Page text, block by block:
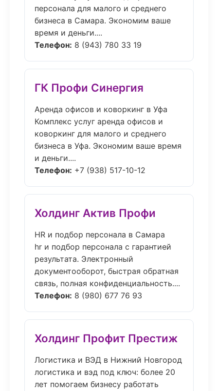
персонала для малого и среднего
бизнеса в Самара. Экономим ваше
время и деньги....
Телефон: 8 (943) 780 33 19
ГК Профи Синергия
Аренда офисов и коворкинг в Уфа
Комплекс услуг аренда офисов и
коворкинг для малого и среднего
бизнеса в Уфа. Экономим ваше время
и деньги....
Телефон: +7 (938) 517-10-12
Холдинг Актив Профи
HR и подбор персонала в Самара
hr и подбор персонала с гарантией
результата. Электронный
документооборот, быстрая обратная
связь, полная конфиденциальность....
Телефон: 8 (980) 677 76 93
Холдинг Профит Престиж
Логистика и ВЭД в Нижний Новгород
логистика и вэд под ключ: более 20
лет помогаем бизнесу работать